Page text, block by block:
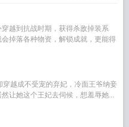
越到抗战时期，获得杀敌掉装系
掉落各种物资，解锁成就，更能得
越成不受宠的弃妃，冷面王爷纳妾
让她这个王妃去伺候，想羞辱她...